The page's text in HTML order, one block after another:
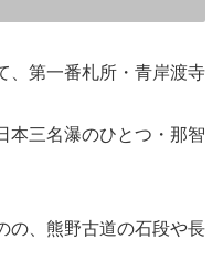
、第一番札所・青岸渡寺
本三名瀑のひとつ・那智
の、熊野古道の石段や長